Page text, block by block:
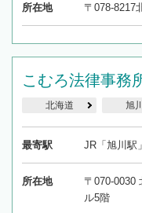
所在地 〒078-8217
こむろ法律事務
北海道 旭
最寄駅 JR「旭川駅
所在地
〒070-0030
ル5階